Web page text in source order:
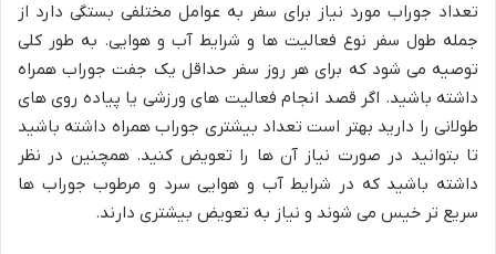
تعداد جوراب مورد نیاز برای سفر به عوامل مختلفی بستگی دارد از
جمله طول سفر نوع فعالیت ها و شرایط آب و هوایی. به طور کلی
توصیه می شود که برای هر روز سفر حداقل یک جفت جوراب همراه
داشته باشید. اگر قصد انجام فعالیت های ورزشی یا پیاده روی های
طولانی را دارید بهتر است تعداد بیشتری جوراب همراه داشته باشید
تا بتوانید در صورت نیاز آن ها را تعویض کنید. همچنین در نظر
داشته باشید که در شرایط آب و هوایی سرد و مرطوب جوراب ها
سریع تر خیس می شوند و نیاز به تعویض بیشتری دارند.